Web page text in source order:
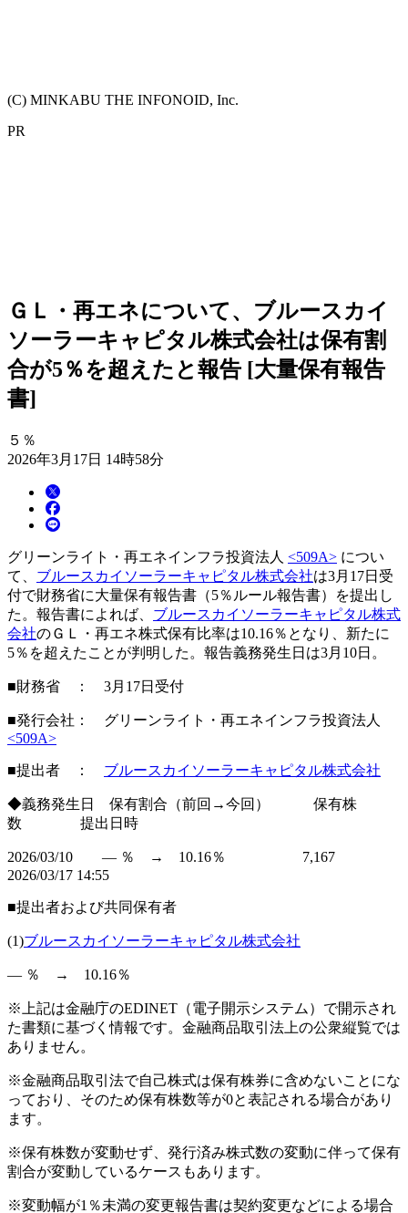
(C) MINKABU THE INFONOID, Inc.
PR
ＧＬ・再エネについて、ブルースカイ
ソーラーキャピタル株式会社は保有割
合が5％を超えたと報告 [大量保有報告
書]
５％
2026年3月17日 14時58分
グリーンライト・再エネインフラ投資法人 <509A> につい
て、 ブルースカイソーラーキャピタル株式会社は3月17日受
付で財務省に大量保有報告書（5％ルール報告書）を提出し
た。報告書によれば、 ブルースカイソーラーキャピタル株式
会社のＧＬ・再エネ株式保有比率は10.16％となり、新たに
5％を超えたことが判明した。報告義務発生日は3月10日。
■財務省 ： 3月17日受付
■発行会社： グリーンライト・再エネインフラ投資法人
<509A>
■提出者 ： ブルースカイソーラーキャピタル株式会社
◆義務発生日 保有割合（前回→今回） 保有株
数 提出日時
2026/03/10 ― ％ → 10.16％ 7,167
2026/03/17 14:55
■提出者および共同保有者
(1)ブルースカイソーラーキャピタル株式会社
― ％ → 10.16％
※上記は金融庁のEDINET（電子開示システム）で開示され
た書類に基づく情報です。金融商品取引法上の公衆縦覧では
ありません。
※金融商品取引法で自己株式は保有株券に含めないことにな
っており、そのため保有株数等が0と表記される場合があり
ます。
※保有株数が変動せず、発行済み株式数の変動に伴って保有
割合が変動しているケースもあります。
※変動幅が1％未満の変更報告書は契約変更などによる場合